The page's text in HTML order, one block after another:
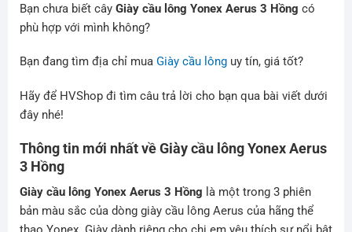
Bạn chưa biết cây Giày cầu lông Yonex Aerus 3 Hồng có
phù hợp với mình không?
Bạn đang tìm địa chỉ mua Giày cầu lônguy tín, giá tốt?
Hãy để HVShopđi tìm câu trả lời cho bạn qua bài viết dưới
đây nhé!
Thông tin mới nhất về Giày cầu lông Yonex Aerus
3 Hồng
Giày cầu lông Yonex Aerus 3 Hồng là một trong 3 phiên
bản màu sắc của dòng giày cầu lông Aerus của hãng thể